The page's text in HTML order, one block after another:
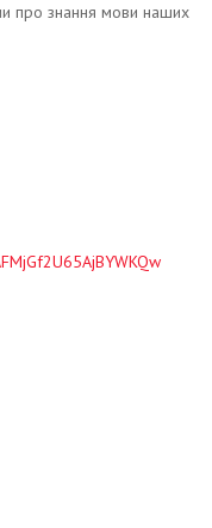
про знання мови наших